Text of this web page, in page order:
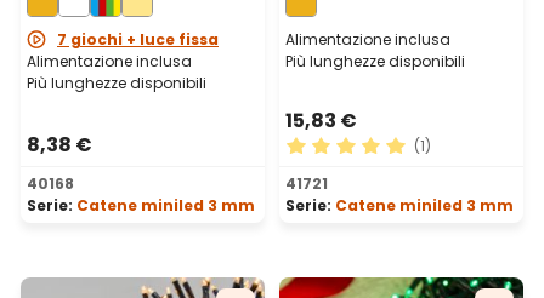
7 giochi + luce fissa
Alimentazione inclusa
Più lunghezze disponibili
8,38 €
40168
Serie: Catene miniled 3 mm
Alimentazione inclusa
Più lunghezze disponibili
15,83 €
Valutazione media di 5 su
(1)
41721
Serie: Catene miniled 3 mm